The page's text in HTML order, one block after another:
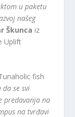
u paketu
našeg
Škunca iz
Uplift
fish
se svi
predavanja na
na tvrđavi